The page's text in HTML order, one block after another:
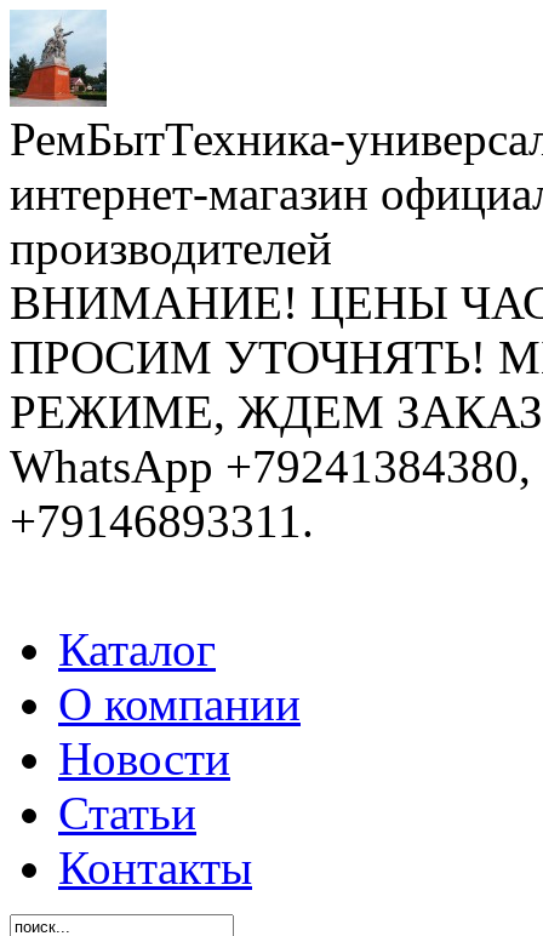
РемБытТехника-
интернет-магазин
производителей
ВНИМАНИЕ! ЦЕНЫ
ПРОСИМ УТОЧНЯТЬ!
РЕЖИМЕ, ЖДЕМ ЗАКАЗЫ:
WhatsApp
+79146893311.
Каталог
О компании
Новости
Статьи
Контакты